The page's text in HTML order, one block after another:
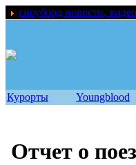
сноуборд новости,
Курорты Youngblood
Отчет о